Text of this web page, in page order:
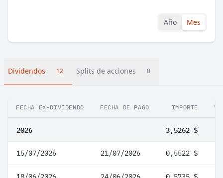
Año Mes
Dividendos 12 Splits de acciones 0
FECHA EX-DIVIDENDO FECHA DE PAGO IMPORTE
2026 3,5262 $
15/07/2026 21/07/2026 0,5522 $